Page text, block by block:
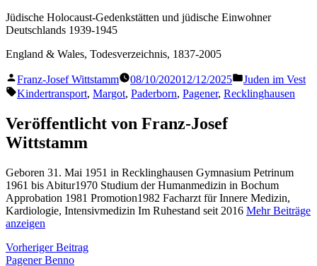
Jüdische Holocaust-Gedenkstätten und jüdische Einwohner
Deutschlands 1939-1945
England & Wales, Todesverzeichnis, 1837-2005
Veröffentlicht
von
Franz-Josef Wittstamm 08/10/202012/12/2025
Veröffentlicht
in
Juden im Vest
Schlagwörter:
Kindertransport, Margot, Paderborn, Pagener, Recklinghausen
Veröffentlicht von Franz-Josef
Wittstamm
Geboren 31. Mai 1951 in Recklinghausen Gymnasium Petrinum
1961 bis Abitur1970 Studium der Humanmedizin in Bochum
Approbation 1981 Promotion1982 Facharzt für Innere Medizin,
Kardiologie, Intensivmedizin Im Ruhestand seit 2016 Mehr Beiträge
anzeigen
Beitragsnavigation
Vorheriger BeitragVorheriger
Pagener Benno